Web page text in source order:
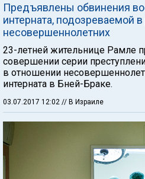
Предъявлены обвинения
интерната, подозреваемой
несовершеннолетних
23-летней жительнице Рамле
совершении серии
в отношении
интерната в Бней-Браке.
03.07.2017 12:02 // В Израиле